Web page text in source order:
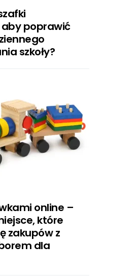
aby poprawić
szkoły?
online –
które
zakupów z
dla